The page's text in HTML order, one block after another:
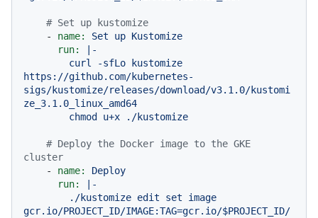
# Set up kustomize
-
name: Set up Kustomize
run:
|-
https://github.com/kubernetes-
sigs/kustomize/releases/download/v3.1.0/kustomi
ze_3.1.0_linux_amd64
# Deploy the Docker image to the GKE
cluster
-
name:
Deploy
run:
|-
gcr.io/PROJECT_ID/IMAGE:TAG=gcr.io/$PROJECT_ID/